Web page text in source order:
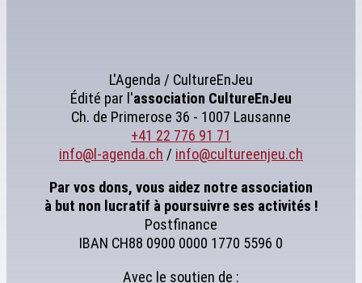
L'Agenda / CultureEnJeu
Édité par l'association CultureEnJeu
Ch. de Primerose 36 - 1007 Lausanne
+41 22 776 91 71
info@l-agenda.ch / info@cultureenjeu.ch
Par vos dons, vous aidez notre association
à but non lucratif à poursuivre ses activités !
Postfinance
IBAN CH88 0900 0000 1770 5596 0
Avec le soutien de :